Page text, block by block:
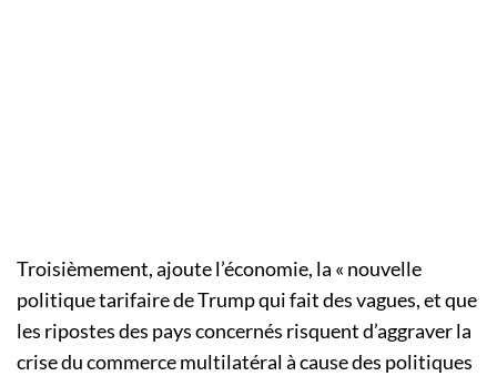
Troisièmement, ajoute l’économie, la « nouvelle
politique tarifaire de Trump qui fait des vagues, et que
les ripostes des pays concernés risquent d’aggraver la
crise du commerce multilatéral à cause des politiques